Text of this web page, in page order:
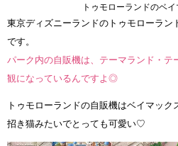
トゥモローランドのベ
東京ディズニーランドのトゥモローラン
です。
パーク内の自販機は、テーマランド・テ
観になっているんですよ◎
トゥモローランドの自販機はベイマック
招き猫みたいでとっても可愛い♡